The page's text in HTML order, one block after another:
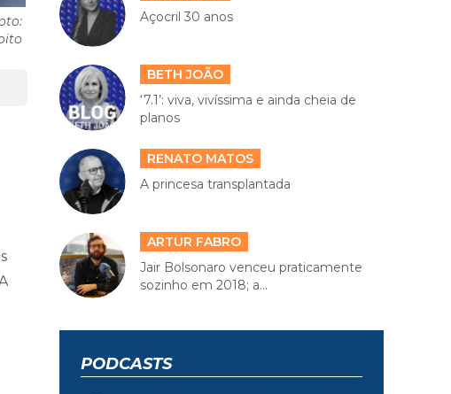
Açocril 30 anos
BETH JOÃO
‘7.1’: viva, vivíssima e ainda cheia de
planos
RENATO MATOS
A princesa transplantada
ARTUR FABRO
Jair Bolsonaro venceu praticamente
sozinho em 2018; a...
PODCASTS